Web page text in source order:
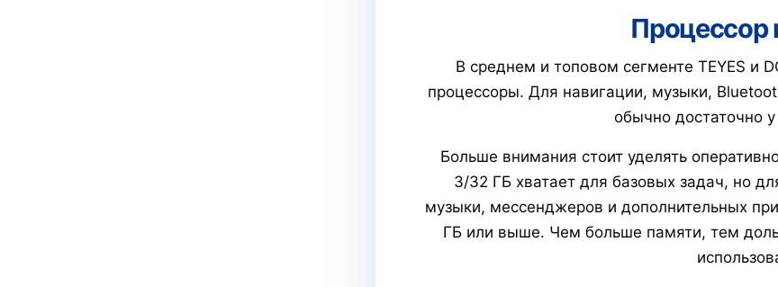
Процессор
В среднем и топовом сегменте TEYES и
процессоры. Для навигации, музыки,
обычно достаточно
Больше внимания стоит уделять
3/32 ГБ хватает для базовых задач, но
музыки, мессенджеров и дополнительных
ГБ или выше. Чем больше памяти, тем